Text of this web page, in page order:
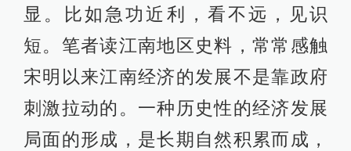
显。比如急功近利，看不远，见识
短。笔者读江南地区史料，常常感触
宋明以来江南经济的发展不是靠政府
刺激拉动的。一种历史性的经济发展
局面的形成，是长期自然积累而成，